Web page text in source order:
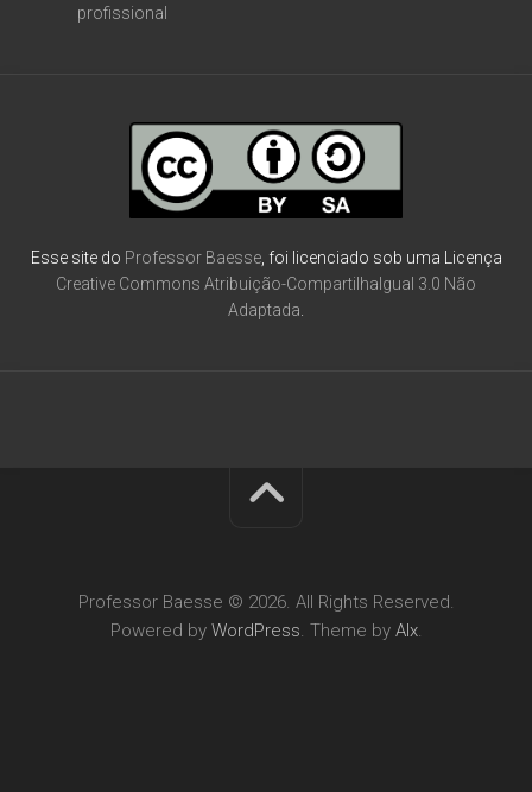
profissional
Esse site do Professor Baesse, foi licenciado sob uma Licença
Creative Commons Atribuição-CompartilhaIgual 3.0 Não
Adaptada
Professor Baesse © 2026. All Rights Reserved.
Powered by WordPress. Theme by Alx.